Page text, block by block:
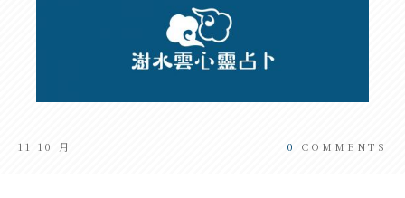
11 10 月 0 COMMENTS